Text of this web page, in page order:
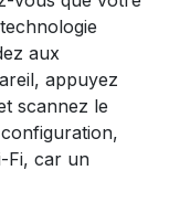
aux
appuyez
scannez le
Fi, car un